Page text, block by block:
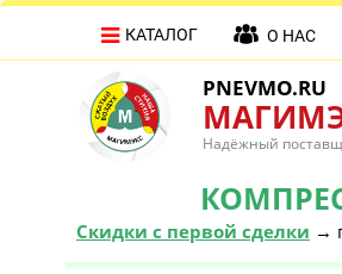
PNEVMO.RU
Надёжный
Скидки с первой сделки →
КАТАЛОГ О НАС